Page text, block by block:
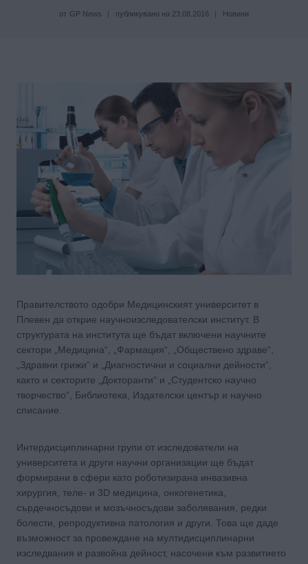
от GP News публикувано на 23.08.2016 Новини
Правителството одобри Медицинският университет в
Плевен да открие научноизследователски институт. В
структурата на института ще бъдат включени научните
сектори „Медицина“, „Фармация“, „Обществено здраве“,
„Здравни грижи“ и „Диагностични и социални дейности“,
както и секторите „Докторанти“ и „Студентско научно
творчество“, Библиотека, Издателски център и научно
списание.
Интердисциплинарни групи от изследователи на
университета и други научни организации ще бъдат
формирани в сфери като роботизирана инвазивна
хирургия, теле- и 3D медицина, онкогенетика,
сърдечносъдови и мозъчносъдови заболявания, редки
болести, репродуктивна патология и други. Това ще даде
възможност за провеждане на мултидисциплинарни
изследвания и развойна дейност, насочени към развитието